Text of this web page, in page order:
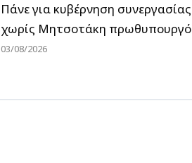
Πάνε για κυβέρνηση συνεργασίας
χωρίς Μητσοτάκη πρωθυπουργό
03/08/2026